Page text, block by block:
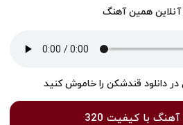
همین آهنگ
دانلود قندشکن را خاموش کنید
آهنگ با کیفیت 320